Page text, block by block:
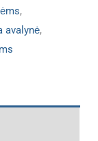
,
avalynė,